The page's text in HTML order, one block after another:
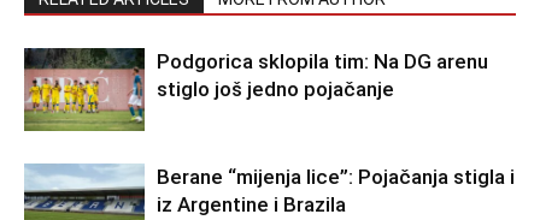
Podgorica sklopila tim: Na DG arenu
stiglo još jedno pojačanje
Berane “mijenja lice”: Pojačanja stigla i
iz Argentine i Brazila